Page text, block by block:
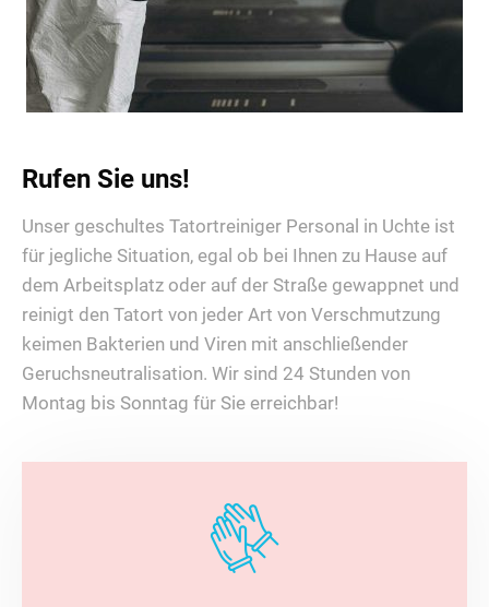
Rufen Sie uns!
Unser geschultes Tatortreiniger Personal in Uchte ist
für jegliche Situation, egal ob bei Ihnen zu Hause auf
dem Arbeitsplatz oder auf der Straße gewappnet und
reinigt den Tatort von jeder Art von Verschmutzung
keimen Bakterien und Viren mit anschließender
Geruchsneutralisation. Wir sind 24 Stunden von
Montag bis Sonntag für Sie erreichbar!